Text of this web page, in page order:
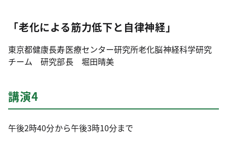
「老化による筋力低下と自律神経」
東京都健康長寿医療センター研究所老化脳神経科学研究
チーム 研究部長 堀田晴美
講演4
午後2時40分から午後3時10分まで